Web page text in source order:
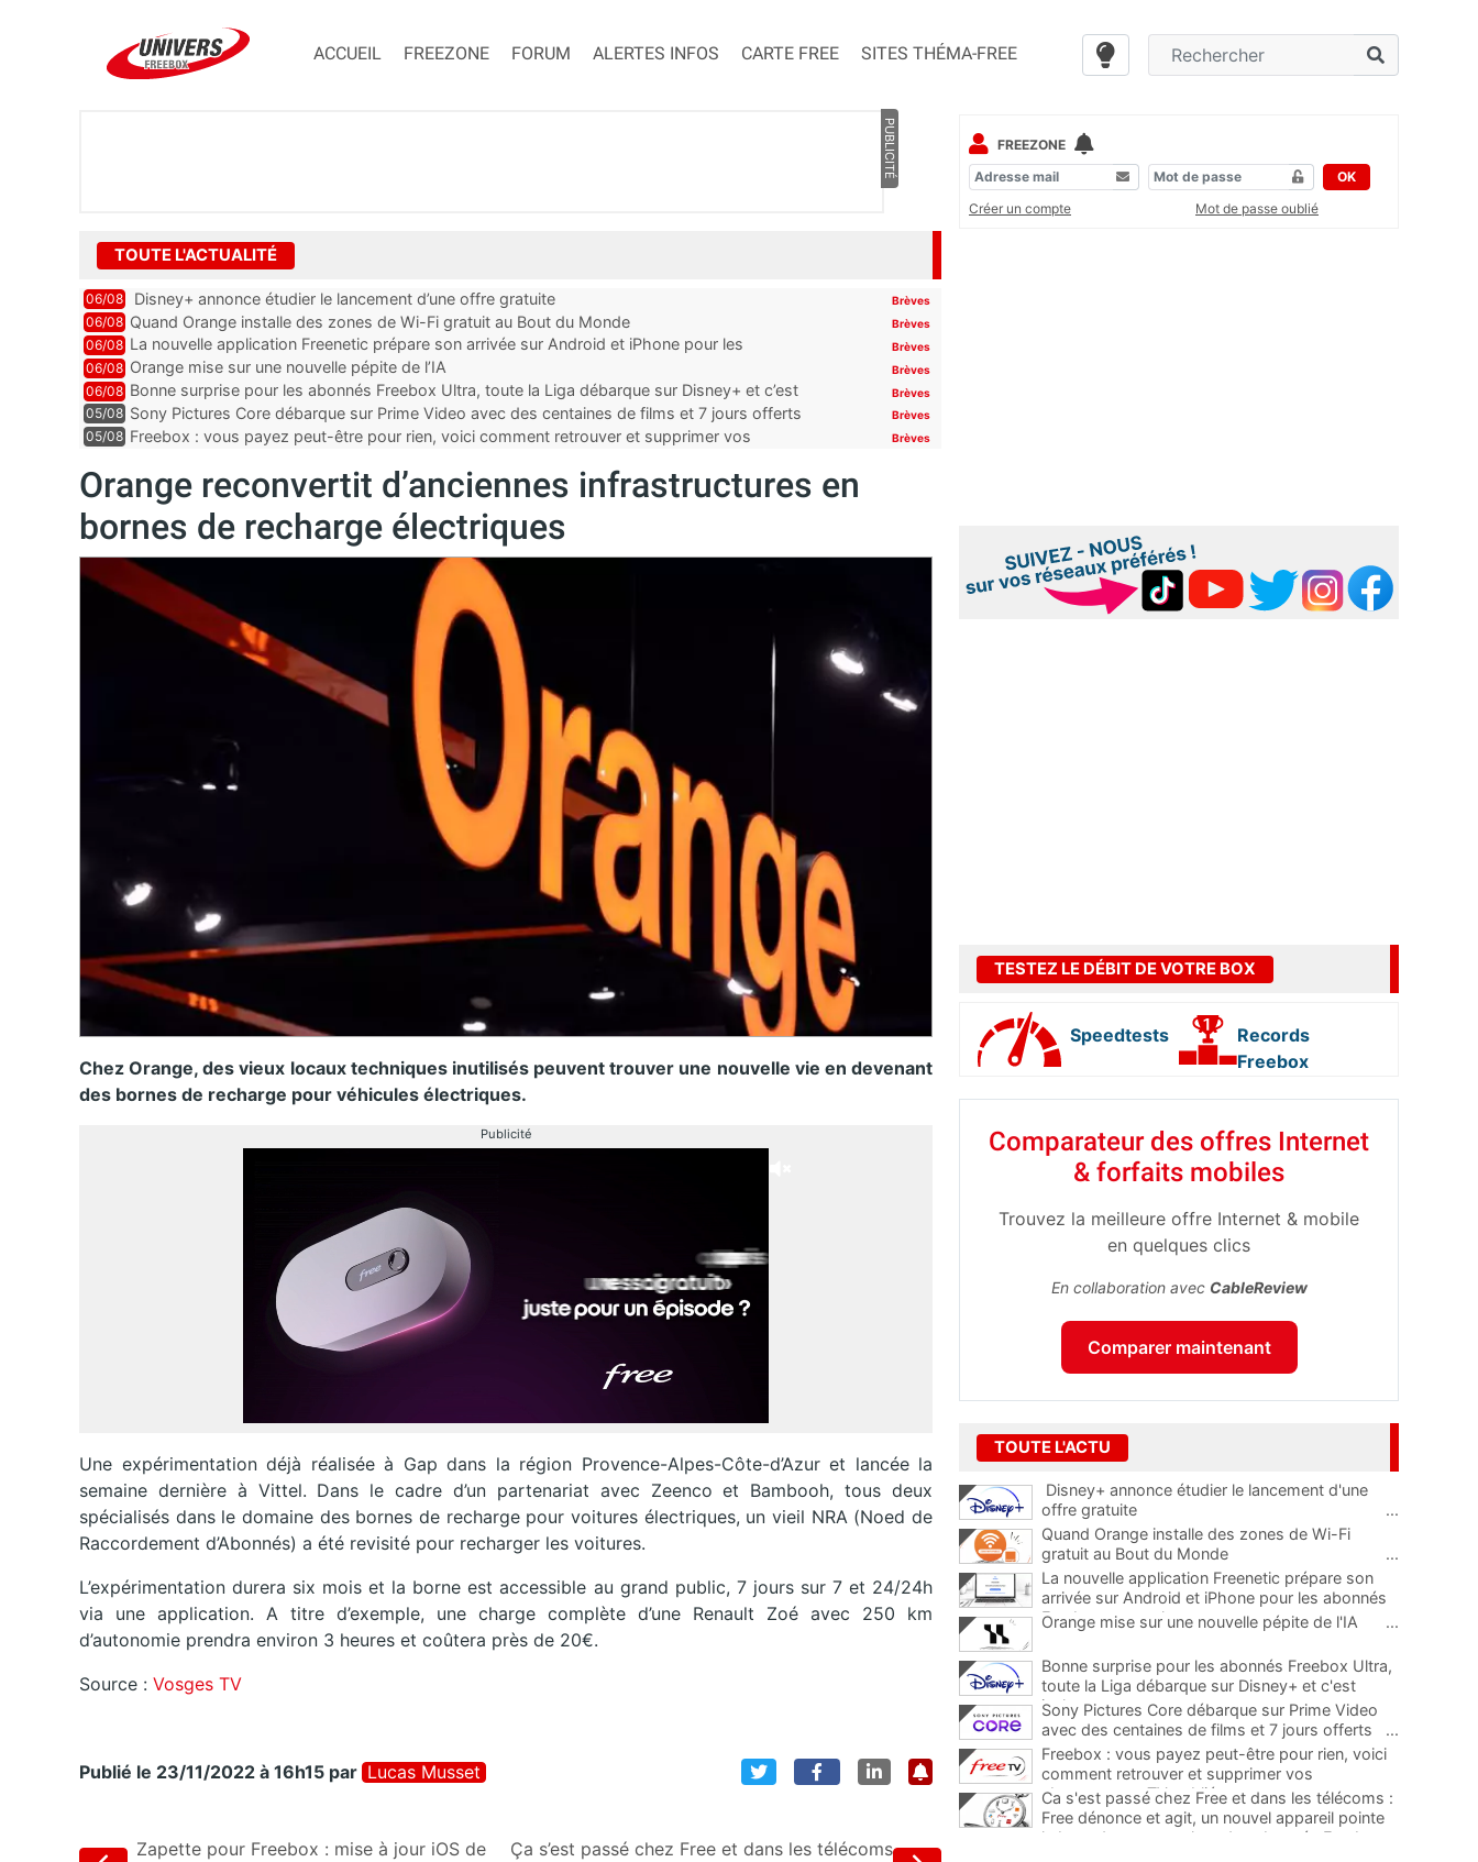
ACCUEIL FREEZONE FORUM ALERTES INFOS CARTE FREE SITES THÉMA-FREE
PUBLICITÉ
TOUTE L'ACTUALITÉ
06/08 Disney+ annonce étudier le lancement d’une offre gratuite Brèves
06/08 Quand Orange installe des zones de Wi-Fi gratuit au Bout du Monde Brèves
06/08 La nouvelle application Freenetic prépare son arrivée sur Android et iPhone pour les
abonnés Freebox, testez la
Brèves
06/08 Orange mise sur une nouvelle pépite de l’IA Brèves
06/08 Bonne surprise pour les abonnés Freebox Ultra, toute la Liga débarque sur Disney+ et c’est
inclus
Brèves
05/08 Sony Pictures Core débarque sur Prime Video avec des centaines de films et 7 jours offerts Brèves
05/08 Freebox : vous payez peut-être pour rien, voici comment retrouver et supprimer vos
Brèves
Orange reconvertit d’anciennes infrastructures en
bornes de recharge électriques
Chez Orange, des vieux locaux techniques inutilisés peuvent trouver une nouvelle vie en devenant
des bornes de recharge pour véhicules électriques.
Publicité
Une expérimentation déjà réalisée à Gap dans la région Provence-Alpes-Côte-d’Azur et lancée la
semaine dernière à Vittel. Dans le cadre d’un partenariat avec Zeenco et Bambooh, tous deux
spécialisés dans le domaine des bornes de recharge pour voitures électriques, un vieil NRA (Noed de
Raccordement d’Abonnés) a été revisité pour recharger les voitures.
L’expérimentation durera six mois et la borne est accessible au grand public, 7 jours sur 7 et 24/24h
via une application. A titre d’exemple, une charge complète d’une Renault Zoé avec 250 km
d’autonomie prendra environ 3 heures et coûtera près de 20€.
Source : Vosges TV
Publié le 23/11/2022 à 16h15 par Lucas Musset
Zapette pour Freebox : mise à jour iOS de
Ça s’est passé chez Free et dans les télécoms
FREEZONE
OK
Créer un compte
Mot de passe oublié
TESTEZ LE DÉBIT DE VOTRE BOX
Speedtests
Records
Freebox
Comparateur des offres Internet
& forfaits mobiles
Trouvez la meilleure offre Internet & mobile
en quelques clics
En collaboration avec CableReview
Comparer maintenant
TOUTE L'ACTU
Disney+ annonce étudier le lancement d'une
offre gratuite
...
Quand Orange installe des zones de Wi-Fi
gratuit au Bout du Monde
...
La nouvelle application Freenetic prépare son
arrivée sur Android et iPhone pour les abonnés
Freebox, testez la
Orange mise sur une nouvelle pépite de l'IA ...
Bonne surprise pour les abonnés Freebox Ultra,
toute la Liga débarque sur Disney+ et c'est
inclus
Sony Pictures Core débarque sur Prime Video
avec des centaines de films et 7 jours offerts
...
Freebox : vous payez peut-être pour rien, voici
comment retrouver et supprimer vos
abonnements TV oubliés
...
Ca s'est passé chez Free et dans les télécoms :
Free dénonce et agit, un nouvel appareil pointe
le bout de son nez chez des abonnés Freebox...